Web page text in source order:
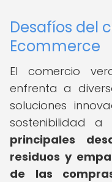
Desafíos del
Ecommerce
El comercio
enfrenta a
soluciones
sostenibilidad
principales
residuos y
de las